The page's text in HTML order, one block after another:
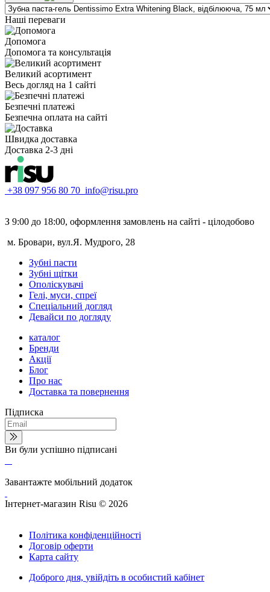
Наші переваги
Допомога
Допомога та консультація
Великий асортимент
Весь догляд на 1 сайті
Безпечні платежі
Безпечна оплата на сайті
Швидка доставка
Доставка 2-3 дні
+38 097 956 80 70 info@risu.pro
З 9:00 до 18:00, оформлення замовлень на сайті - цілодобово
м. Бровари, вул.Я. Мудрого, 28
Зубні пасти
Зубні щітки
Ополіскувачі
Гелі, муси, спреї
Спеціальний догляд
Девайси по догляду
каталог
Бренди
Акції
Блог
Про нас
Доставка та повернення
Підписка
Ви були успішно підписані
Завантажте мобільний додаток
Інтернет-магазин Risu © 2026
Політика конфіденційності
Договір оферти
Карта сайту
Доброго дня, увійдіть в особистий кабінет